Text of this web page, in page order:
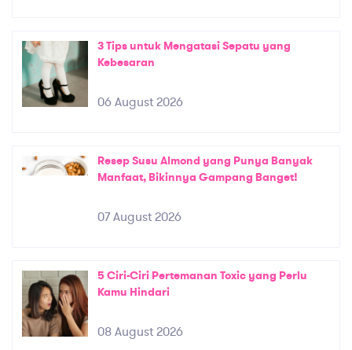
3 Tips untuk Mengatasi Sepatu yang
Kebesaran
06 August 2026
Resep Susu Almond yang Punya Banyak
Manfaat, Bikinnya Gampang Banget!
07 August 2026
5 Ciri-Ciri Pertemanan Toxic yang Perlu
Kamu Hindari
08 August 2026